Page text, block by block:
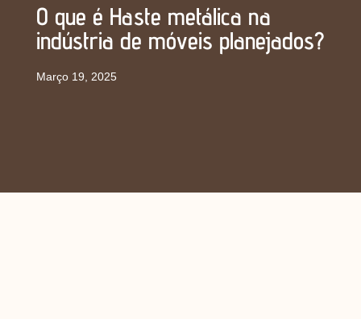
O que é Haste metálica na
indústria de móveis planejados?
Março 19, 2025